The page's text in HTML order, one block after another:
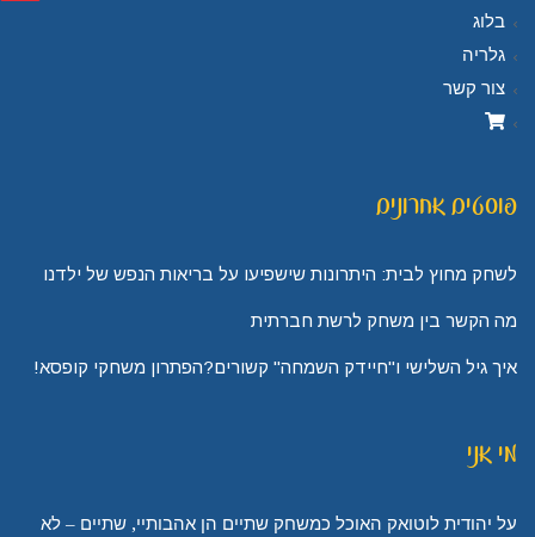
בלוג
גלריה
צור קשר
פוסטים אחרונים
לשחק מחוץ לבית: היתרונות שישפיעו על בריאות הנפש של ילדנו
מה הקשר בין משחק לרשת חברתית
איך גיל השלישי ו"חיידק השמחה" קשורים?הפתרון משחקי קופסא!
מי אני
על יהודית לוטואק האוכל כמשחק שתיים הן אהבותיי, שתיים – לא